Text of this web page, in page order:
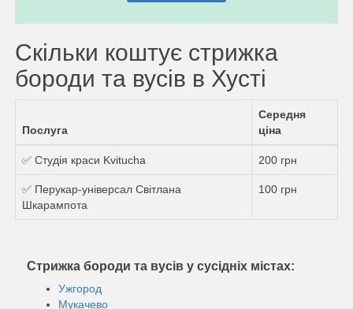
Скільки коштує стрижка
бороди та вусів в Хусті
Послуга
Середня
ціна
✅ Студія краси Kvitucha 200 грн
✅ Перукар-універсал Світлана
Шкарампота
100 грн
Стрижка бороди та вусів у сусідніх містах:
Ужгород
Мукачево